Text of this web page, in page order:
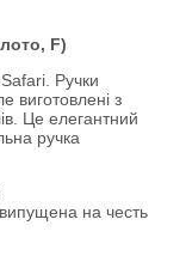
F)
Ручки
виготовлені з
Це елегантний
ручка
на честь